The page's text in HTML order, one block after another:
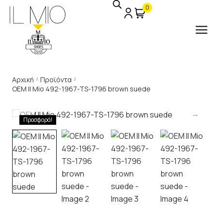
0
Αρχική / Προϊόντα /
OEM Il Mio 492-1967-TS-1796 brown suede
Προσφορά!